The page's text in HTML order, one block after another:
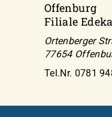
Offenburg
Filiale
Ortenberger
77654
Tel.Nr. 0781